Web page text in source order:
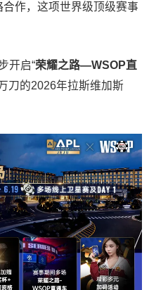
作，这项世界级顶级赛事
开启“荣耀之路—WSOP直
刀的2026年拉斯维加斯